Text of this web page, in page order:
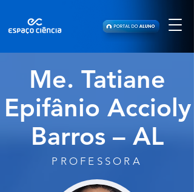
Me. Tatiane
Epifânio Accioly
Barros – AL
PROFESSORA